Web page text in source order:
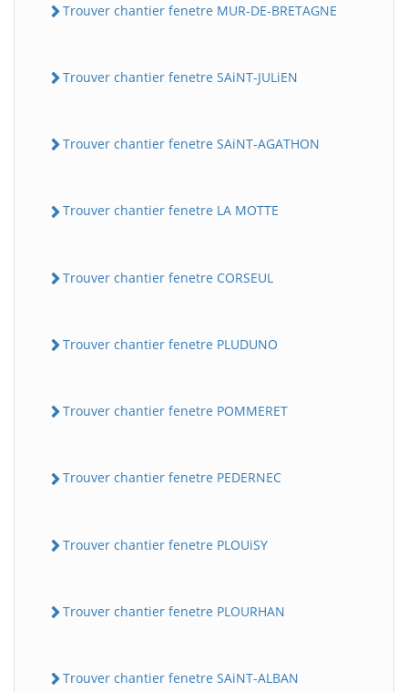
Trouver chantier fenetre MUR-DE-BRETAGNE
Trouver chantier fenetre SAiNT-JULiEN
Trouver chantier fenetre SAiNT-AGATHON
Trouver chantier fenetre LA MOTTE
Trouver chantier fenetre CORSEUL
Trouver chantier fenetre PLUDUNO
Trouver chantier fenetre POMMERET
Trouver chantier fenetre PEDERNEC
Trouver chantier fenetre PLOUiSY
Trouver chantier fenetre PLOURHAN
Trouver chantier fenetre SAiNT-ALBAN